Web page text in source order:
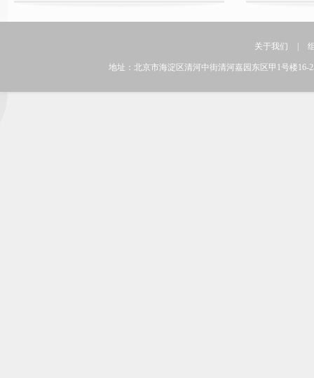
关于我们
地址：北京市海淀区清河中街清河嘉园东区甲1号楼16-